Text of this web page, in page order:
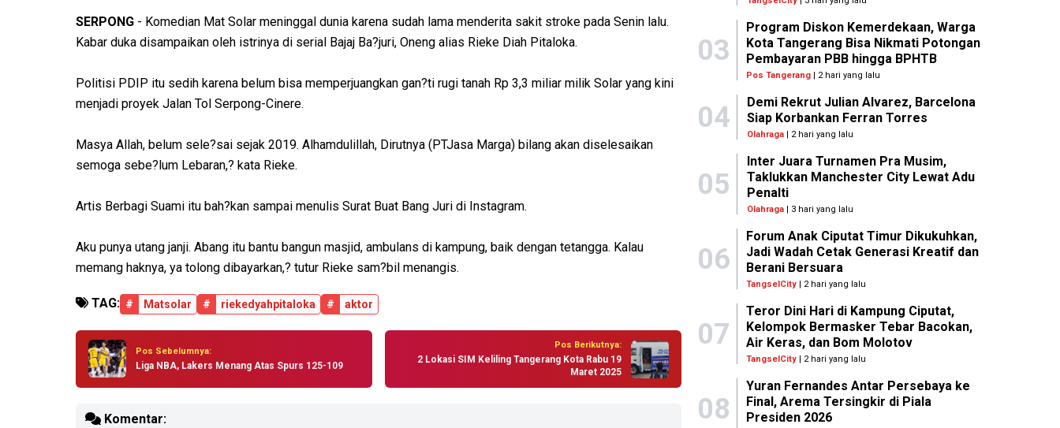
SERPONG - Komedian Mat Solar meninggal dunia karena sudah lama menderita sakit stroke pada Senin lalu.
Kabar duka disampaikan oleh istrinya di serial Bajaj Ba?juri, Oneng alias Rieke Diah Pitaloka.
Politisi PDIP itu sedih karena belum bisa memperjuangkan gan?ti rugi tanah Rp 3,3 miliar milik Solar yang kini
menjadi proyek Jalan Tol Serpong-Cinere.
Masya Allah, belum sele?sai sejak 2019. Alhamdulillah, Dirutnya (PTJasa Marga) bilang akan diselesaikan
semoga sebe?lum Lebaran,? kata Rieke.
Artis Berbagi Suami itu bah?kan sampai menulis Surat Buat Bang Juri di Instagram.
Aku punya utang janji. Abang itu bantu bangun masjid, ambulans di kampung, baik dengan tetangga. Kalau
memang haknya, ya tolong dibayarkan,? tutur Rieke sam?bil menangis.
TAG: # Matsolar # riekedyahpitaloka # aktor
Pos Sebelumnya:
Liga NBA, Lakers Menang Atas Spurs 125-109
Pos Berikutnya:
2 Lokasi SIM Keliling Tangerang Kota Rabu 19
Maret 2025
Komentar:
03
Program Diskon Kemerdekaan, Warga
Kota Tangerang Bisa Nikmati Potongan
Pembayaran PBB hingga BPHTB
Pos Tangerang | 2 hari yang lalu
04
Demi Rekrut Julian Alvarez, Barcelona
Siap Korbankan Ferran Torres
Olahraga| 2 hari yang lalu
05
Inter Juara Turnamen Pra Musim,
Taklukkan Manchester City Lewat Adu
Penalti
Olahraga| 3 hari yang lalu
06
Forum Anak Ciputat Timur Dikukuhkan,
Jadi Wadah Cetak Generasi Kreatif dan
Berani Bersuara
TangselCity | 2 hari yang lalu
07
Teror Dini Hari di Kampung Ciputat,
Kelompok Bermasker Tebar Bacokan,
Air Keras, dan Bom Molotov
TangselCity | 2 hari yang lalu
08
Yuran Fernandes Antar Persebaya ke
Final, Arema Tersingkir di Piala
Presiden 2026